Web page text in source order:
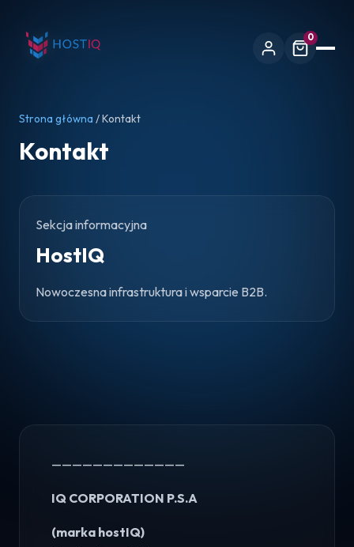
0
Strona główna / Kontakt
Kontakt
Sekcja informacyjna
HostIQ
Nowoczesna infrastruktura i wsparcie B2B.
—————————————
IQ CORPORATION P.S.A
(marka hostIQ)